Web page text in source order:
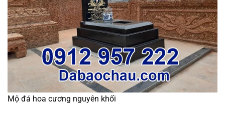
Mộ đá hoa cương nguyên khối